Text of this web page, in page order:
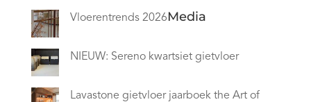
Vloerentrends 2026
NIEUW: Sereno kwartsiet gietvloer
Lavastone gietvloer jaarboek the Art of
Media